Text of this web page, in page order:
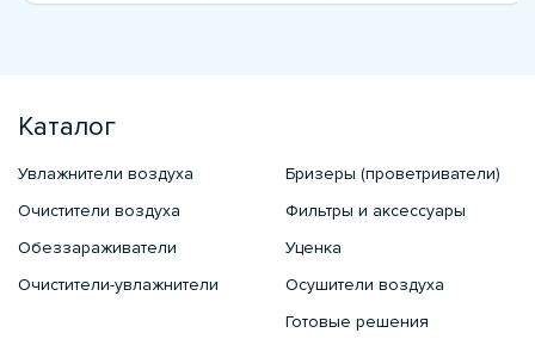
Каталог
Увлажнители воздуха
Очистители воздуха
Обеззараживатели
Очистители-увлажнители
Бризеры (проветриватели)
Фильтры и аксессуары
Уценка
Осушители воздуха
Готовые решения